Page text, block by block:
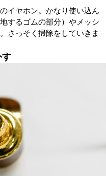
イヤホン。かなり使い込ん
するゴムの部分）やメッシ
さっそく掃除をしていきま